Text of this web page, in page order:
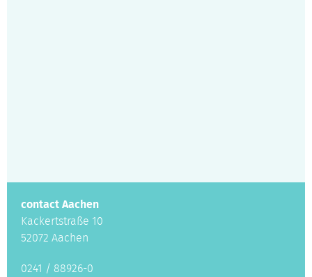
contact Aachen
Kackertstraße 10
52072 Aachen
0241 / 88926-0